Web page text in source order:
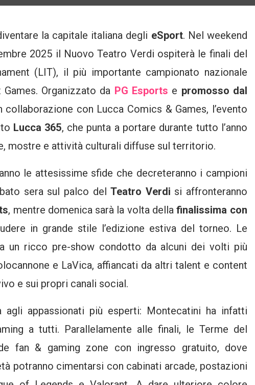
la capitale italiana degli eSport. Nel weekend
2025 il Nuovo Teatro Verdi ospiterà le finali del
(LIT), il più importante campionato nazionale
Organizzato da PG Esports e promosso dal
con Lucca Comics & Games, l’evento
Lucca 365, che punta a portare durante tutto l’anno
mostre e attività culturali diffuse sul territorio.
le attesissime sfide che decreteranno i campioni
sera sul palco delTeatro Verdi si affronteranno
, mentre domenica sarà la volta dellafinalissima con
in grande stile l’edizione estiva del torneo. Le
un ricco pre-show condotto da alcuni dei volti più
e LaVica, affiancati da altri talent e content
e sui propri canali social.
agli appassionati più esperti: Montecatini ha infatti
a tutti. Parallelamente alle finali, le Terme del
fan & gaming zone con ingresso gratuito, dove
potranno cimentarsi con cabinati arcade, postazioni